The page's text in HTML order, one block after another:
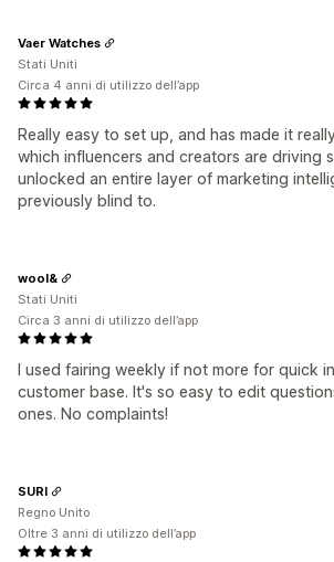
Really easy to set up, and has made it
which influencers and creators are driving
unlocked an entire layer of marketing
previously blind to.
Vaer Watches
Stati Uniti
Circa 4 anni di utilizzo dell’app
I used fairing weekly if not more for quick
customer base. It's so easy to edit
ones. No complaints!
wool&
Stati Uniti
Circa 3 anni di utilizzo dell’app
SURI
Regno Unito
Oltre 3 anni di utilizzo dell’app